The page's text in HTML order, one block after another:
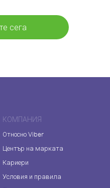
сега
КОМПАНИЯ
Относно Viber
Център на марката
Кариери
Условия и правила